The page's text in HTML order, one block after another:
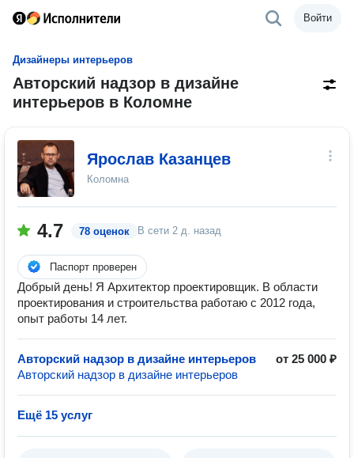
Войти
Дизайнеры интерьеров
Авторский надзор в дизайне
интерьеров в Коломне
Ярослав Казанцев
Коломна
4.7 78 оценок В сети 2 д. назад
Паспорт проверен
Добрый день! Я Архитектор проектировщик. В области
проектирования и строительства работаю с 2012 года,
опыт работы 14 лет.
Авторский надзор в дизайне интерьеров
от 25 000 ₽
Авторский надзор в дизайне интерьеров
Ещё 15 услуг